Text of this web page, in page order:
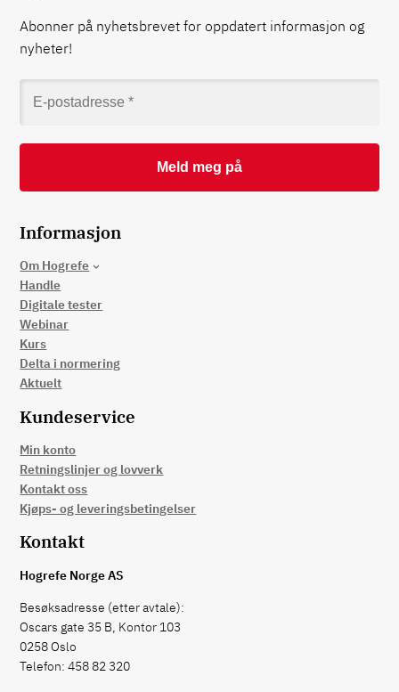
Abonner på nyhetsbrevet for oppdatert informasjon og
nyheter!
Informasjon
Om Hogrefe
Handle
Digitale tester
Webinar
Kurs
Delta i normering
Aktuelt
Kundeservice
Min konto
Retningslinjer og lovverk
Kontakt oss
Kjøps- og leveringsbetingelser
Kontakt
Hogrefe Norge AS
Besøksadresse (etter avtale):
Oscars gate 35 B, Kontor 103
0258 Oslo
Telefon: 458 82 320